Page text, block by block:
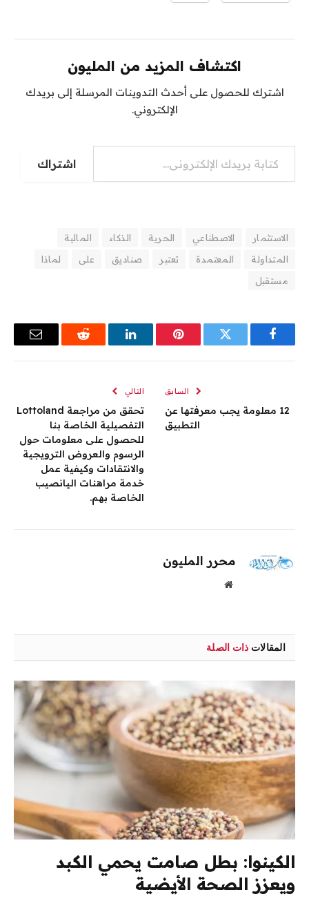
اكتشاف المزيد من المليون
اشترك للحصول على أحدث التدوينات المرسلة إلى بريدك
الإلكتروني.
اشتراك
الاستثمار الاصطناعي الحرية الذكاء
المالية
المتداولة
المعتمدة تعتبر صناديق على
لماذا
مستقبل
فيسبوك تويتر بينتيريستلينكدإن رديت
البريد
السابق
12 معلومة يجب معرفتها عن
التطبيق
التالي
تحقق من مراجعة Lottoland
التفصيلية الخاصة بنا
للحصول على معلومات حول
الرسوم والعروض الترويجية
والانتقادات وكيفية عمل
خدمة مراهنات اليانصيب
الخاصة بهم.
محرر المليون
موقع
المقالات ذات الصلة
الكينوا: بطل صامت يحمي الكبد
ويعزز الصحة الأيضية